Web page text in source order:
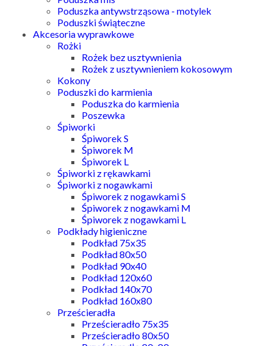
Poduszka antywstrząsowa - motylek
Poduszki świąteczne
Akcesoria wyprawkowe
Rożki
Rożek bez usztywnienia
Rożek z usztywnieniem kokosowym
Kokony
Poduszki do karmienia
Poduszka do karmienia
Poszewka
Śpiworki
Śpiworek S
Śpiworek M
Śpiworek L
Śpiworki z rękawkami
Śpiworki z nogawkami
Śpiworek z nogawkami S
Śpiworek z nogawkami M
Śpiworek z nogawkami L
Podkłady higieniczne
Podkład 75x35
Podkład 80x50
Podkład 90x40
Podkład 120x60
Podkład 140x70
Podkład 160x80
Prześcieradła
Prześcieradło 75x35
Prześcieradło 80x50